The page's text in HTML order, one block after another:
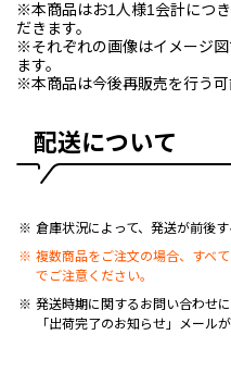
※本商品はお1人様1会計につ
だきます。
※それぞれの画像はイメージ
ます。
※本商品は今後再販売を行う可
配送について
倉庫状況によって、発送が前後す
複数商品をご注文の場合、すべ
でご注意ください。
発送時期に関するお問い合わせ
「出荷完了のお知らせ」メール